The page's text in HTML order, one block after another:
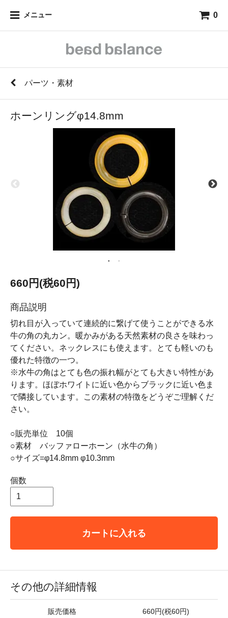
メニュー 0
パーツ・素材
ホーンリングφ14.8mm
660円(税60円)
商品説明
切れ目が入っていて連続的に繋げて使うことができる水
牛の角の丸カン。暖かみがある天然素材の良さを味わっ
てください。ネックレスにも使えます。とても軽いのも
優れた特徴の一つ。
※水牛の角はとても色の振れ幅がとても大きい特性があ
ります。ほぼホワイトに近い色からブラックに近い色ま
で隣接しています。この素材の特徴をどうぞご理解くだ
さい。
○販売単位 10個
○素材 バッファローホーン（水牛の角）
○サイズ=φ14.8mm φ10.3mm
個数
カートに入れる
その他の詳細情報
販売価格 660円(税60円)